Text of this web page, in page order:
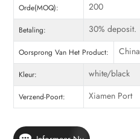
Orde(MOQ): 200
Betaling: 30% deposit.
Oorsprong Van Het Product: China
Kleur: white/black
Verzend-Poort: Xiamen Port